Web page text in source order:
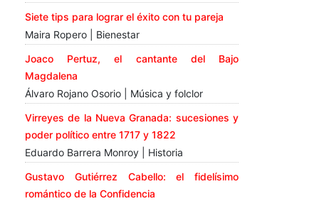
Siete tips para lograr el éxito con tu pareja
Maira Ropero | Bienestar
Joaco Pertuz, el cantante del Bajo
Magdalena
Álvaro Rojano Osorio | Música y folclor
Virreyes de la Nueva Granada: sucesiones y
poder político entre 1717 y 1822
Eduardo Barrera Monroy | Historia
Gustavo Gutiérrez Cabello: el fidelísimo
romántico de la Confidencia